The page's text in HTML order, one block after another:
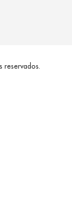
reservados.